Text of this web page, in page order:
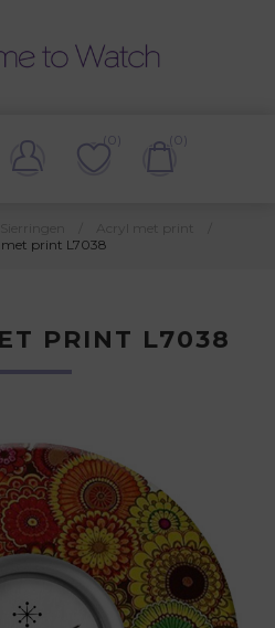
(0) (0)
met print L7038
PRINT L7038